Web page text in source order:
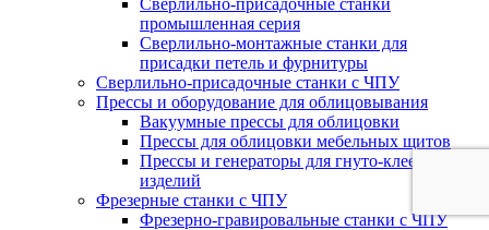
промышленная серия
Сверлильно-монтажные станки для
присадки петель и фурнитуры
Сверлильно-присадочные станки с ЧПУ
Прессы и оборудование для облицовывания
Вакуумные прессы для облицовки
Прессы для облицовки мебельных щитов
Прессы и генераторы для гнуто-клееных
изделий
Фрезерные станки с ЧПУ
Фрезерно-гравировальные станки с ЧПУ